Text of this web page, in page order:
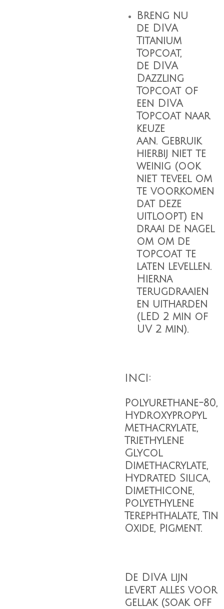
Breng nu
de DIVA
Titanium
Topcoat,
de DIVA
Dazzling
Topcoatof
een DIVA
Topcoatnaar
keuze
aan. Gebruik
hierbij niet te
weinig (ook
niet teveel om
te voorkomen
dat deze
uitloopt) en
draai de nagel
om om de
topcoat te
laten levellen.
Hierna
terugdraaien
en uitharden
(LED 2 min of
UV 2 min).
INCI:
Polyurethane-80,
Hydroxypropyl
Methacrylate,
Triethylene
Glycol
Dimethacrylate,
Hydrated Silica,
Dimethicone,
Polyethylene
Terephthalate, Tin
Oxide, Pigment.
De DIVA lijn
levert alles voor
gellak (soak off